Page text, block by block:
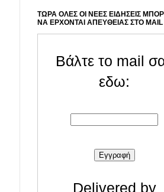
ΤΩΡΑ ΟΛΕΣ ΟΙ ΝΕΕΣ ΕΙΔΗΣΕΙΣ
ΝΑ ΕΡΧΟΝΤΑΙ ΑΠΕΥΘΕΙΑΣ ΣΤΟ
Βάλτε το mail
εδω:
Delivered by